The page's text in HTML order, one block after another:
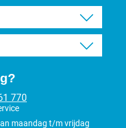
770
maandag t/m vrijdag